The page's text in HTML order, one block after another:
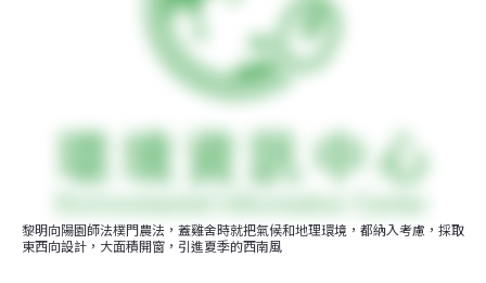
黎明向陽園師法樸門農法，蓋雞舍時就把氣候和地理環境，都納入考慮，採取
東西向設計，大面積開窗，引進夏季的西南風